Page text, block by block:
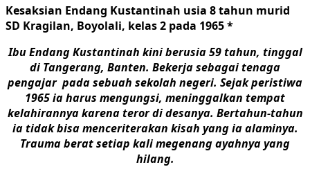
Kesaksian Endang Kustantinah usia 8 tahun murid
SD Kragilan, Boyolali, kelas 2 pada 1965 *
Ibu Endang Kustantinah kini berusia 59 tahun, tinggal
di Tangerang, Banten. Bekerja sebagai tenaga
pengajar pada sebuah sekolah negeri. Sejak peristiwa
1965 ia harus mengungsi, meninggalkan tempat
kelahirannya karena teror di desanya. Bertahun-tahun
ia tidak bisa menceriterakan kisah yang ia alaminya.
Trauma berat setiap kali megenang ayahnya yang
hilang.